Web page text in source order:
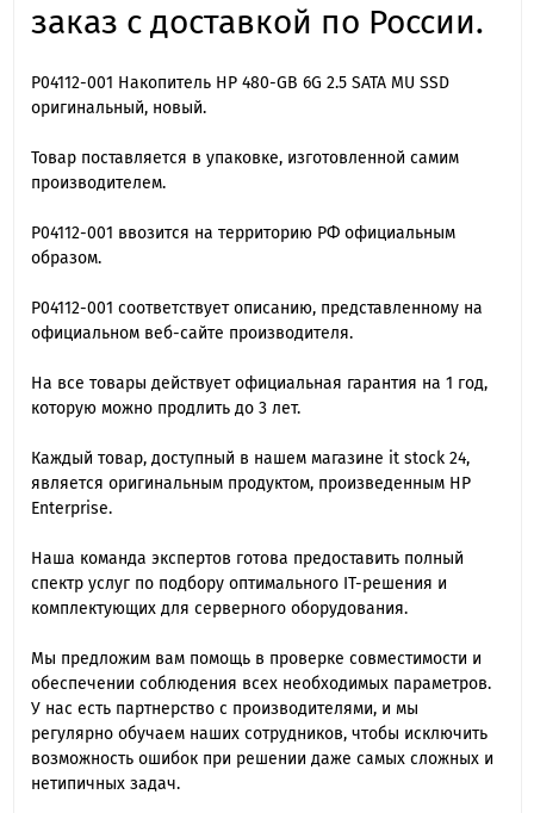
заказ с доставкой по России.
P04112-001 Накопитель HP 480-GB 6G 2.5 SATA MU SSD
оригинальный, новый.
Товар поставляется в упаковке, изготовленной самим
производителем.
P04112-001 ввозится на территорию РФ официальным
образом.
P04112-001 cоответствует описанию, представленному на
официальном веб-сайте производителя.
На все товары действует официальная гарантия на 1 год,
которую можно продлить до 3 лет.
Каждый товар, доступный в нашем магазине it stock 24,
является оригинальным продуктом, произведенным HP
Enterprise.
Наша команда экспертов готова предоставить полный
спектр услуг по подбору оптимального IT-решения и
комплектующих для серверного оборудования.
Мы предложим вам помощь в проверке совместимости и
обеспечении соблюдения всех необходимых параметров.
У нас есть партнерство с производителями, и мы
регулярно обучаем наших сотрудников, чтобы исключить
возможность ошибок при решении даже самых сложных и
нетипичных задач.